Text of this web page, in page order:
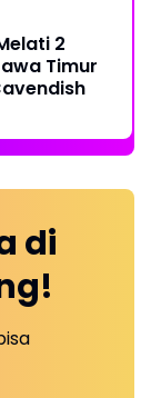
2
Timur
di